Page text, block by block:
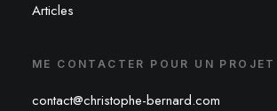
Articles
ME CONTACTER POUR UN PROJET
contact@christophe-bernard.com